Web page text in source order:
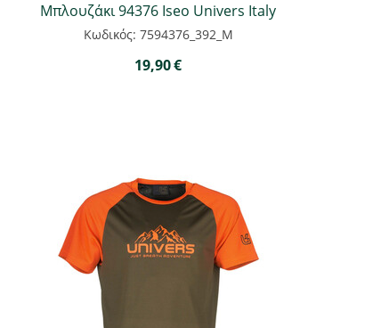
Μπλουζάκι 94376 Iseo Univers Italy
Κωδικός: 7594376_392_M
19,90€